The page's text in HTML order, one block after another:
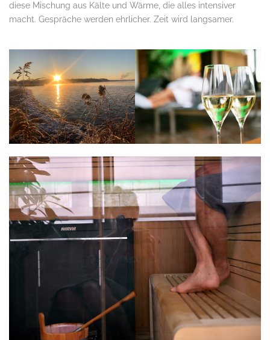
diese Mischung aus Kälte und Wärme, die alles intensiver
macht. Gespräche werden ehrlicher. Zeit wird langsamer.